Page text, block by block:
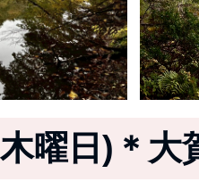
曜日)＊大